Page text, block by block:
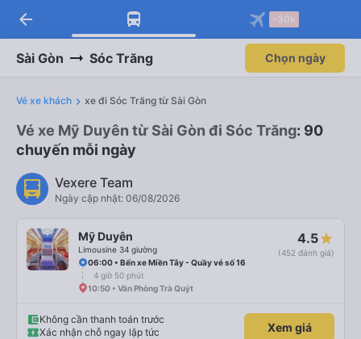
Tải app Vexere ngay!
Nhận ưu đãi thành viên độc
Mở app
Tải app Vexere
-30k/ghế khi đặt vé máy bay qua
Mở app
arrow_back -30k
Sài Gòn Sóc Trăng Chọn ngày
Vé xe khách xe đi Sóc Trăng từ Sài Gòn
Vé xe Mỹ Duyên từ Sài Gòn đi Sóc Trăng: 90
chuyến mỗi ngày
Vexere Team
Ngày cập nhật: 06/08/2026
Mỹ Duyên
Limousine 34 giường
4.5
(452 đánh giá)
06:00 • Bến xe Miền Tây - Quầy vé số 16
4 giờ 50 phút
10:50 • Văn Phòng Trà Quýt
Không cần thanh toán trước
Xác nhận chỗ ngay lập tức
Xem giá